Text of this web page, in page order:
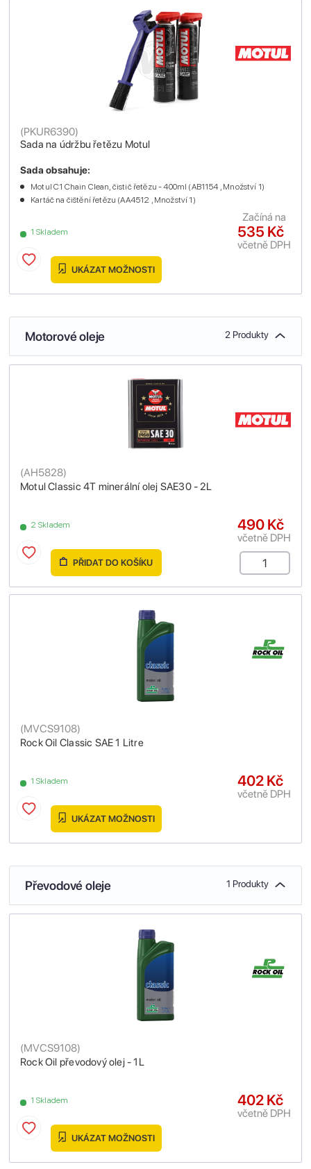
Sada na údržbu řetězu Motul
(PKUR6390)
1 Skladem
Sada obsahuje:
Motul C1 Chain Clean, čistič řetězu - 400ml (AB1154 , Množství 1)
Kartáč na čištění řetězu (AA4512 , Množství 1)
535 Kč
včetně DPH
Začíná na
UKÁZAT MOŽNOSTI
Motorové oleje 2 Produkty
Motul Classic 4T minerální olej SAE30 - 2L
(AH5828)
2 Skladem 490 Kč
včetně DPH
PŘIDAT DO KOŠÍKU
Rock Oil Classic SAE 1 Litre
(MVCS9108)
1 Skladem 402 Kč
včetně DPH
UKÁZAT MOŽNOSTI
Převodové oleje 1 Produkty
Rock Oil převodový olej - 1L
(MVCS9108)
1 Skladem 402 Kč
včetně DPH
UKÁZAT MOŽNOSTI